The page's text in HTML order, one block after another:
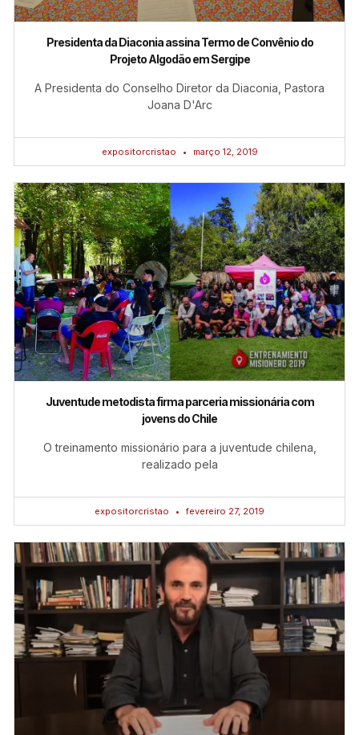
Presidenta da Diaconia assina Termo de Convênio do
Projeto Algodão em Sergipe
A Presidenta do Conselho Diretor da Diaconia, Pastora
Joana D'Arc
expositorcristao março 12, 2019
Juventude metodista firma parceria missionária com
jovens do Chile
O treinamento missionário para a juventude chilena,
realizado pela
expositorcristao fevereiro 27, 2019